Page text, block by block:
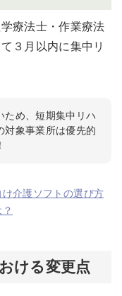
療法士・作業療法
３月以内に集中リ
ため、短期集中リハ
対象事業所は優先的
介護ソフトの選び方
ける変更点